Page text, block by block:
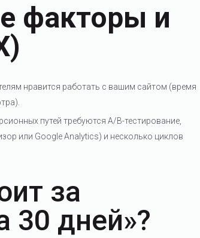
факторы и
нравится работать с вашим сайтом (время
путей требуются A/B-тестирование,
или Google Analytics) и несколько циклов
за
30 дней»?